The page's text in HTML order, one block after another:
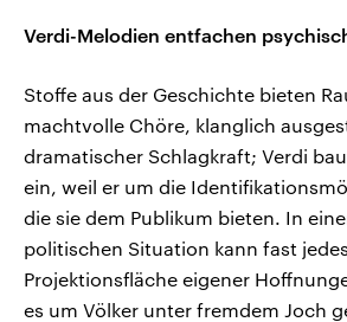
Verdi-Melodien entfachen
Stoffe aus der Geschichte bieten
machtvolle Chöre, klanglich
dramatischer Schlagkraft; Verdi
ein, weil er um die
die sie dem Publikum bieten. In
politischen Situation kann fast
Projektionsfläche eigener
es um Völker unter fremdem Joch